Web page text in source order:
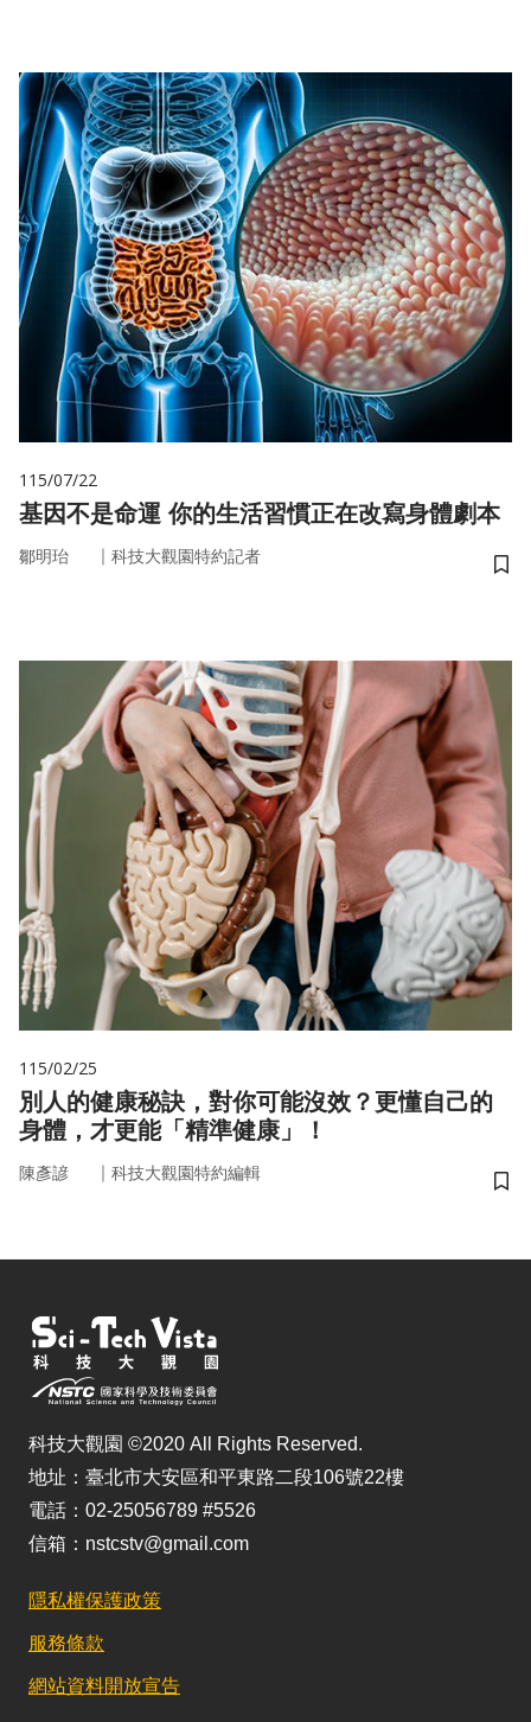
115/07/22
基因不是命運 你的生活習慣正在改寫身體劇本
鄒明珆 ｜ 科技大觀園特約記者
儲
115/02/25
別人的健康秘訣，對你可能沒效？更懂自己的
身體，才更能「精準健康」！
陳彥諺 ｜ 科技大觀園特約編輯
儲
科技大觀園 ©2020 All Rights Reserved.
地址：臺北市大安區和平東路二段106號22樓
電話：02-25056789 #5526
信箱：nstcstv@gmail.com
隱私權保護政策
服務條款
網站資料開放宣告